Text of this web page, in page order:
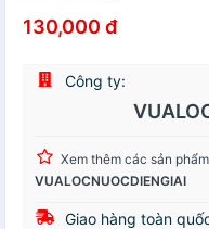
130,000 đ
Công ty:
Xem thêm các sản phẩm
VUALOCNUOCDIENGIAI
Giao hàng toàn